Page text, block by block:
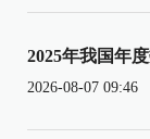
2025年我国年
2026-08-07 09:46